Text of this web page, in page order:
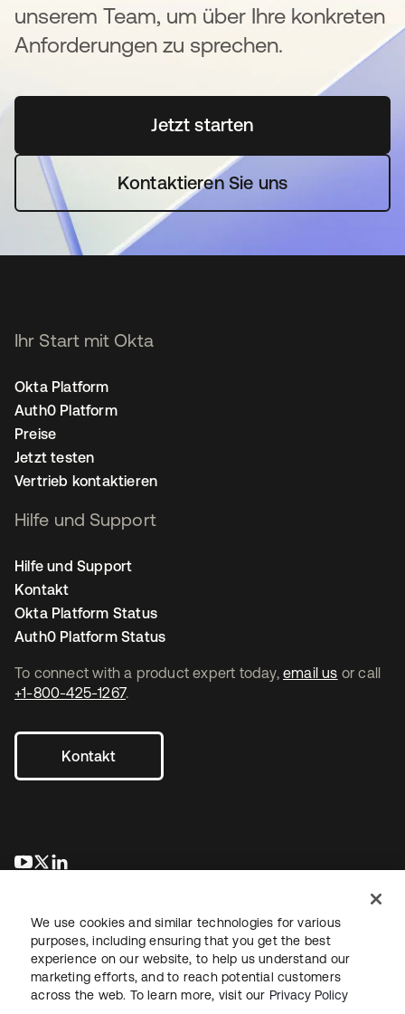
unserem Team, um über Ihre konkreten
Anforderungen zu sprechen.
Jetzt startenwird in einer neuen
Kontaktieren Sie uns
To connect with a product expert today, email us or call
+1-800-425-1267.
Kontakt
wird in einer neuen Registerkarte geöffnet
wird in einer neuen Registerkarte geöffnet
Ihr Start mit Okta
Okta Platform
Auth0 Platform
Preise
Jetzt testen
Vertrieb kontaktieren
Hilfe und Support
Hilfe und Support
Kontakt
Okta Platform Status
Auth0 Platform Status
RechtDatenschutzrichtlinieNutzungsbedingungenSicherheit
We use cookies and similar technologies for various
purposes, including ensuring that you get the best
experience on our website, to help us understand our
marketing efforts, and to reach potential customers
across the web. To learn more, visit our Privacy Policy